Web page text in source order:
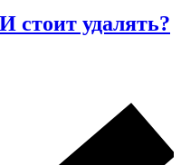
стоит удалять?